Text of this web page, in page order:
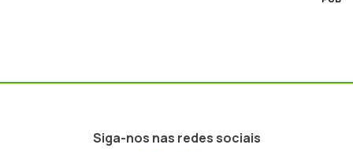
Siga-nos nas redes sociais